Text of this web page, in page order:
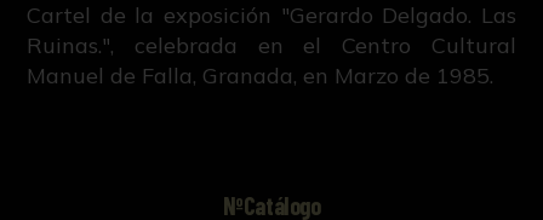
Cartel de la exposición "Gerardo Delgado. Las
Ruinas.", celebrada en el Centro Cultural
Manuel de Falla, Granada, en Marzo de 1985.
NºCatálogo